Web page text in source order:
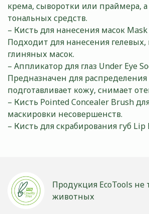
крема, сыворотки или праймера,
тональных средств.
– Кисть для нанесения масок
Подходит для нанесения
глиняных масок.
– Аппликатор для глаз Under Eye
Предназначен для распределения
подготавливает кожу, снимает
– Кисть Pointed Concealer Brush
маскировки несовершенств.
– Кисть для скрабирования губ
Продукция EcoTools не
животных